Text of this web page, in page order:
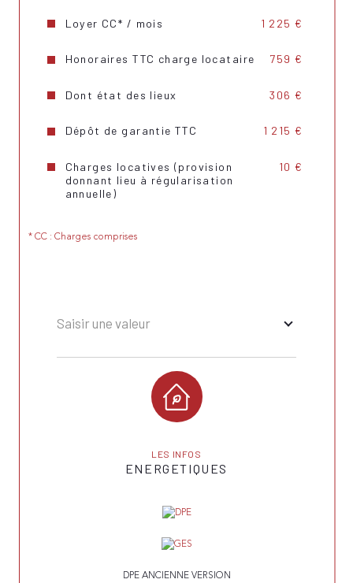
Copropriété
NON
Loyer CC* / mois 1 225 €
Honoraires TTC charge locataire 759 €
Dont état des lieux 306 €
Dépôt de garantie TTC 1 215 €
Charges locatives (provision
donnant lieu à régularisation
annuelle)
10 €
* CC : Charges comprises
Saisir une valeur
LES INFOS
ENERGETIQUES
DPE ANCIENNE VERSION